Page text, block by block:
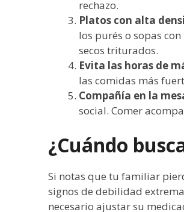
rechazo.
Platos con alta
los purés o sopas
secos triturados.
Evita las horas de
las comidas más
Compañía en la
social. Comer
¿Cuándo
Si notas que tu familiar
signos de debilidad
necesario ajustar su